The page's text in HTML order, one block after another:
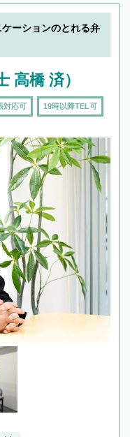
ケーションのとれる弁
高橋 済）
対応可 19時以降TEL可